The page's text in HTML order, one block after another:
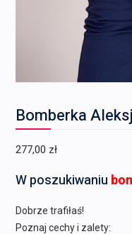
Bomberka
277,00 zł
W poszukiwaniu
Dobrze trafiłaś!
Poznaj cechy i zalety: